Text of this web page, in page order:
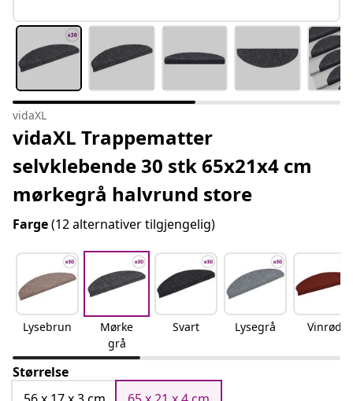
vidaXL
vidaXL Trappematter
selvklebende 30 stk 65x21x4 cm
mørkegrå halvrund store
Farge(12 alternativer tilgjengelig)
Lysebrun
Mørke
grå
Svart Lysegrå Vinrød
Størrelse